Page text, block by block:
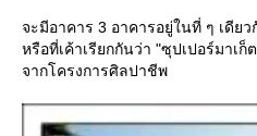
จะมีอาคาร 3 อาคารอยู่ในที่ ๆ เดีย
หรือที่เค้าเรียกกันว่า "ซุปเปอร์มาเ
จากโครงการศิลปาชีพ